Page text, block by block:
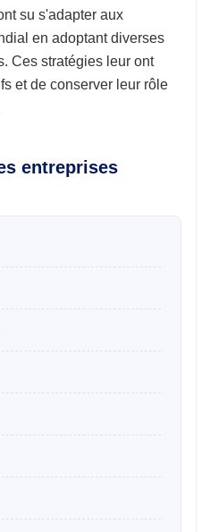
su s'adapter aux
en adoptant diverses
Ces stratégies leur ont
et de conserver leur rôle
entreprises